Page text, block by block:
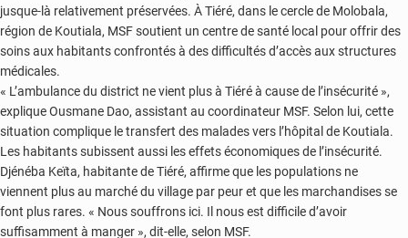
jusque-là relativement préservées. À Tiéré, dans le cercle de Molobala,
région de Koutiala, MSF soutient un centre de santé local pour offrir des
soins aux habitants confrontés à des difficultés d’accès aux structures
médicales.
« L’ambulance du district ne vient plus à Tiéré à cause de l’insécurité »,
explique Ousmane Dao, assistant au coordinateur MSF. Selon lui, cette
situation complique le transfert des malades vers l’hôpital de Koutiala.
Les habitants subissent aussi les effets économiques de l’insécurité.
Djénéba Keïta, habitante de Tiéré, affirme que les populations ne
viennent plus au marché du village par peur et que les marchandises se
font plus rares. « Nous souffrons ici. Il nous est difficile d’avoir
suffisamment à manger », dit-elle, selon MSF.